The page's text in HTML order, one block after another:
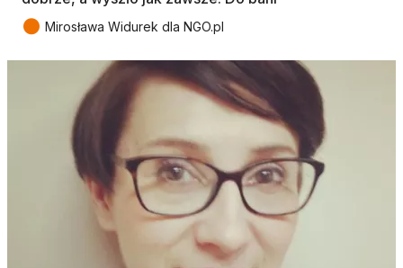
● Mirosława Widurek dla NGO.pl